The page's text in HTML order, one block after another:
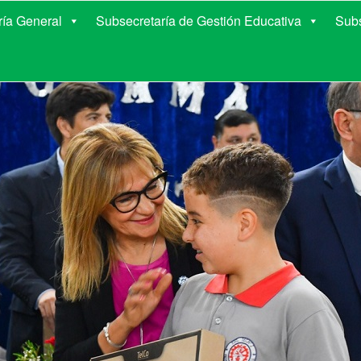
EDUCACIÓN DE
General Subsecretaría de Gestión Educativa